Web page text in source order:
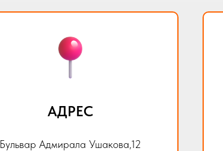
АДРЕС
Бульвар Адмирала Ушакова,12